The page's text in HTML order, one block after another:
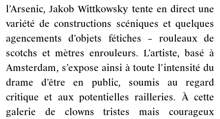
l’Arsenic, Jakob Wittkowsky tente en direct une
variété de constructions scéniques et quelques
agencements d’objets fétiches – rouleaux de
scotchs et mètres enrouleurs. L’artiste, basé à
Amsterdam, s’expose ainsi à toute l’intensité du
drame d’être en public, soumis au regard
critique et aux potentielles railleries. À cette
galerie de clowns tristes mais courageux